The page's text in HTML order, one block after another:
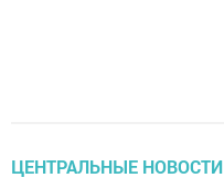
ЦЕНТРАЛЬНЫЕ НОВОСТИ